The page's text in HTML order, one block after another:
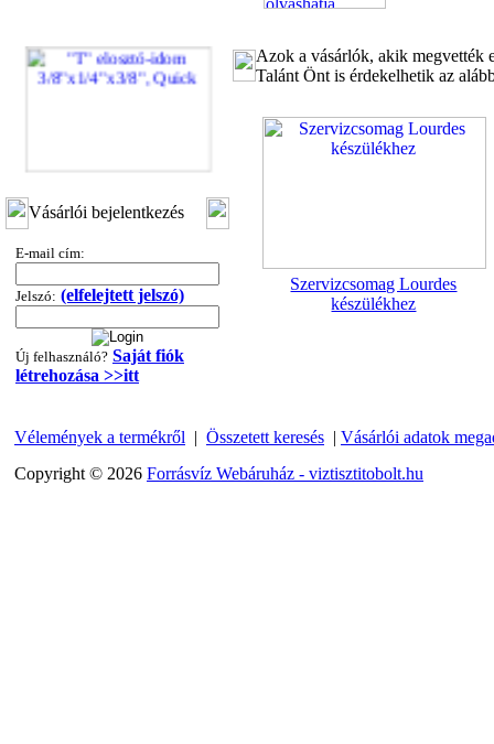
3/8"x1/4"x3/8", Quick
---------
"T" elosztó-idom
Vásárlói bejelentkezés
E-mail cím:
Jelszó: (elfelejtett jelszó)
Új felhasználó? Saját fiók
létrehozása >>itt
Azok a vásárlók, akik megvették
Talánt Önt is érdekelhetik az
Szervizcsomag Lourdes
készülékhez
Vélemények a termékről | Összetett keresés | Vásárlói adatok
Copyright © 2026 Forrásvíz Webáruház - viztisztitobolt.hu